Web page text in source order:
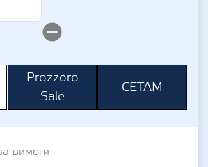
Prozzoro
Sale
СЕТАМ
вимоги